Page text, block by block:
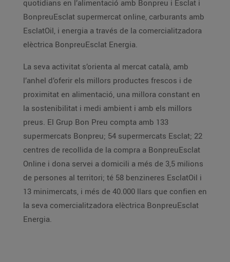
quotidians en l’alimentació amb Bonpreu i Esclat i
BonpreuEsclat supermercat online, carburants amb
EsclatOil, i energia a través de la comercialitzadora
elèctrica BonpreuEsclat Energia.
La seva activitat s’orienta al mercat català, amb
l’anhel d’oferir els millors productes frescos i de
proximitat en alimentació, una millora constant en
la sostenibilitat i medi ambient i amb els millors
preus. El Grup Bon Preu compta amb 133
supermercats Bonpreu; 54 supermercats Esclat; 22
centres de recollida de la compra a BonpreuEsclat
Online i dona servei a domicili a més de 3,5 milions
de persones al territori; té 58 benzineres EsclatOil i
13 minimercats, i més de 40.000 llars que confien en
la seva comercialitzadora elèctrica BonpreuEsclat
Energia.